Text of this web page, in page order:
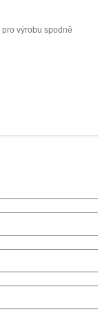
pro výrobu spodně